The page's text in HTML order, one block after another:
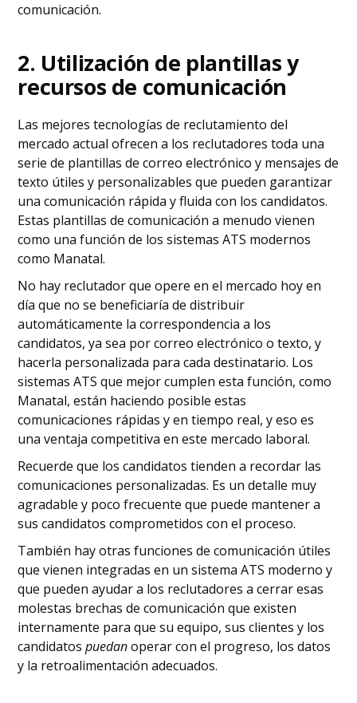
comunicación.
2. Utilización de plantillas y
recursos de comunicación
Las mejores tecnologías de reclutamiento del
mercado actual ofrecen a los reclutadores toda una
serie de plantillas de correo electrónico y mensajes de
texto útiles y personalizables que pueden garantizar
una comunicación rápida y fluida con los candidatos.
Estas plantillas de comunicación a menudo vienen
como una función de los sistemas ATS modernos
como Manatal.
No hay reclutador que opere en el mercado hoy en
día que no se beneficiaría de distribuir
automáticamente la correspondencia a los
candidatos, ya sea por correo electrónico o texto, y
hacerla personalizada para cada destinatario. Los
sistemas ATS que mejor cumplen esta función, como
Manatal, están haciendo posible estas
comunicaciones rápidas y en tiempo real, y eso es
una ventaja competitiva en este mercado laboral.
Recuerde que los candidatos tienden a recordar las
comunicaciones personalizadas. Es un detalle muy
agradable y poco frecuente que puede mantener a
sus candidatos comprometidos con el proceso.
También hay otras funciones de comunicación útiles
que vienen integradas en un sistema ATS moderno y
que pueden ayudar a los reclutadores a cerrar esas
molestas brechas de comunicación que existen
internamente para que su equipo, sus clientes y los
candidatospuedanoperar con el progreso, los datos
y la retroalimentación adecuados.